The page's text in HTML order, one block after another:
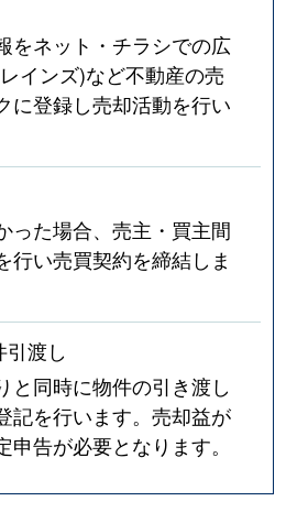
をネット・チラシでの広
インズ)など不動産の売
に登録し売却活動を行い
った場合、売主・買主間
行い売買契約を締結しま
渡し
と同時に物件の引き渡し
記を行います。売却益が
告が必要となります。